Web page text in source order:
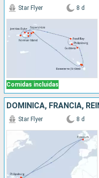
Comidas incluidas
Star Flyer 8 d
Star Flyer 8 d